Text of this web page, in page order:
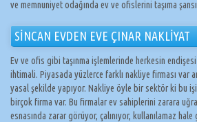
ve memnuniyet odağında ev ve ofislerini taşıma
SİNCAN EVDEN EVE ÇINAR NAKLİYAT
Ev ve ofis gibi taşınma işlemlerinde herkesin
ihtimali. Piyasada yüzlerce farklı nakliye firması var
yasal şekilde yapıyor. Nakliye öyle bir sektör ki bu
birçok firma var. Bu firmalar ev sahiplerini zarara
esnasında zarar görüyor, çalınıyor, kullanılamaz hale